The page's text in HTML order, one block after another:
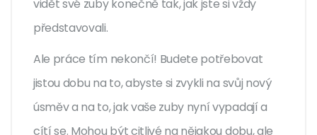
vidět své zuby konečně tak, jak jste si vždy
představovali.
Ale práce tím nekončí! Budete potřebovat
jistou dobu na to, abyste si zvykli na svůj nový
úsměv a na to, jak vaše zuby nyní vypadají a
cítí se. Mohou být citlivé na nějakou dobu, ale